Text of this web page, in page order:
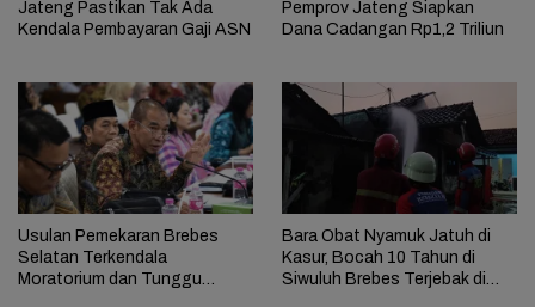
Jateng Pastikan Tak Ada
Kendala Pembayaran Gaji ASN
Pemprov Jateng Siapkan
Dana Cadangan Rp1,2 Triliun
Usulan Pemekaran Brebes
Selatan Terkendala
Moratorium dan Tunggu
Bara Obat Nyamuk Jatuh di
Kasur, Bocah 10 Tahun di
Siwuluh Brebes Terjebak di